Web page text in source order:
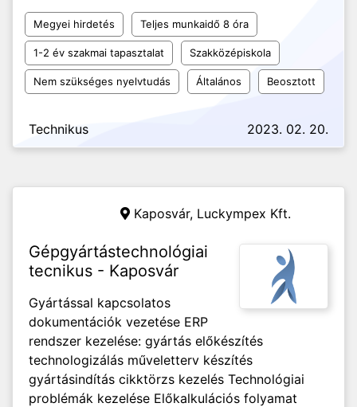
Megyei hirdetés Teljes munkaidő 8 óra
1-2 év szakmai tapasztalat Szakközépiskola
Nem szükséges nyelvtudás Általános Beosztott
Technikus 2023. 02. 20.
Kaposvár, Luckympex Kft.
Gépgyártástechnológiai
tecnikus - Kaposvár
Gyártással kapcsolatos
dokumentációk vezetése ERP
rendszer kezelése: gyártás előkészítés
technologizálás műveletterv készítés
gyártásindítás cikktörzs kezelés Technológiai
problémák kezelése Előkalkulációs folyamat